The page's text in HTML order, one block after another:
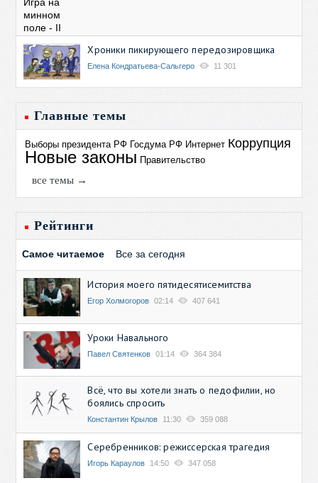
Хроники пикирующего передозировщика
Елена Кондратьева-Сальгеро 11 301
Главные темы
Выборы президента РФ Госдума РФ Интернет Коррупция
Новые законы Правительство
все темы →
Рейтинги
Самое читаемое Все за сегодня
История моего пятидесятисемитства
Егор Холмогоров 02:14 407 641
Уроки Навального
Павел Святенков 01:14 364 384
Всё, что вы хотели знать о педофилии, но
боялись спросить
Константин Крылов 11:30 359 088
Серебренников: режиссерская трагедия
Игорь Караулов 14:50 347 058